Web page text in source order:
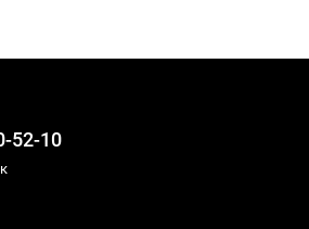
52-10